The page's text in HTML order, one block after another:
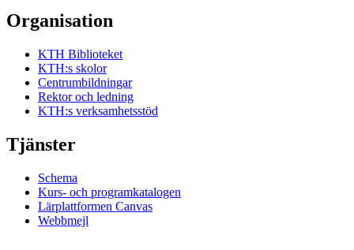
Organisation
KTH Biblioteket
KTH:s skolor
Centrumbildningar
Rektor och ledning
KTH:s verksamhetsstöd
Tjänster
Schema
Kurs- och programkatalogen
Lärplattformen Canvas
Webbmejl